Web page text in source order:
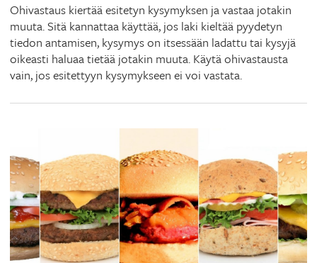
Ohivastaus kiertää esitetyn kysymyksen ja vastaa jotakin
muuta. Sitä kannattaa käyttää, jos laki kieltää pyydetyn
tiedon antamisen, kysymys on itsessään ladattu tai kysyjä
oikeasti haluaa tietää jotakin muuta. Käytä ohivastausta
vain, jos esitettyyn kysymykseen ei voi vastata.